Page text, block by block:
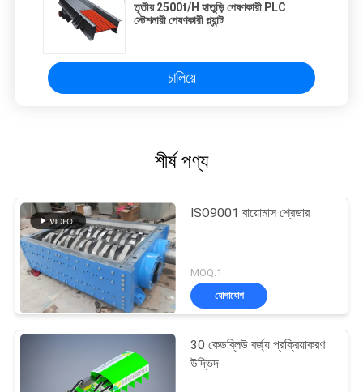
তৃতীয় 2500t/H হাতুড়ি পেষণকারী PLC
স্টেশনারী পেষণকারী প্ল্যান্ট
চালিয়ে
শীর্ষ পণ্য
ISO9001 বায়োমাস শ্রেডার
MOQ:1
যোগাযোগ
30 কেডব্লিউ বর্জ্য প্রক্রিয়াকরণ
উদ্ভিদ